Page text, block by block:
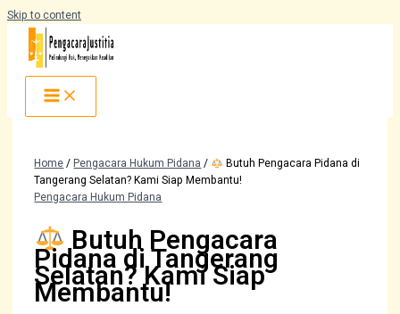
Skip to content
Home/Pengacara Hukum Pidana /
Butuh Pengacara Pidana di
Tangerang Selatan? Kami Siap Membantu!
Pengacara Hukum Pidana
Butuh Pengacara
Pidana di Tangerang
Selatan? Kami Siap
Membantu!